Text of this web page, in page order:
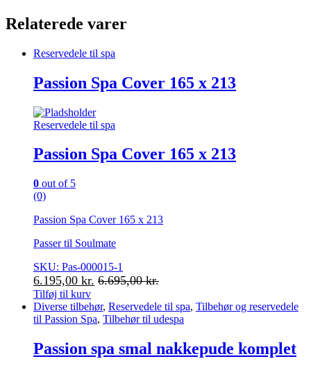
Relaterede varer
Reservedele til spa
Passion Spa Cover 165 x 213
Reservedele til spa
Passion Spa Cover 165 x 213
0 out of 5
(0)
Passion Spa Cover 165 x 213
Passer til Soulmate
SKU: Pas-000015-1
6.195,00 kr. 6.695,00kr.
Tilføj til kurv
Diverse tilbehør, Reservedele til spa, Tilbehør og reservedele
til Passion Spa, Tilbehør til udespa
Passion spa smal nakkepude komplet